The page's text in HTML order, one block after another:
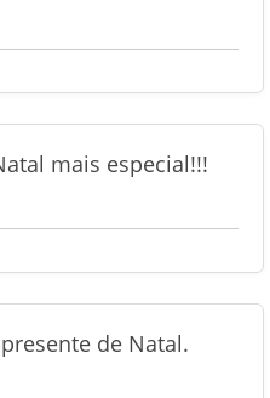
mais especial!!!
de Natal.